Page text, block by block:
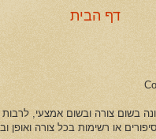
דף הבית
בשום צורה ובשום אמצעי, לרבות
או רשימות בכל צורה ואופן